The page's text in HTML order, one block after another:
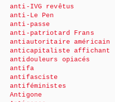
anti-IVG revêtus
anti-Le Pen
anti-passe
anti-patriotard Frans
antiautoritaire américain
anticapitaliste affichant
antidouleurs opiacés
antifa
antifasciste
antiféministes
Antigone